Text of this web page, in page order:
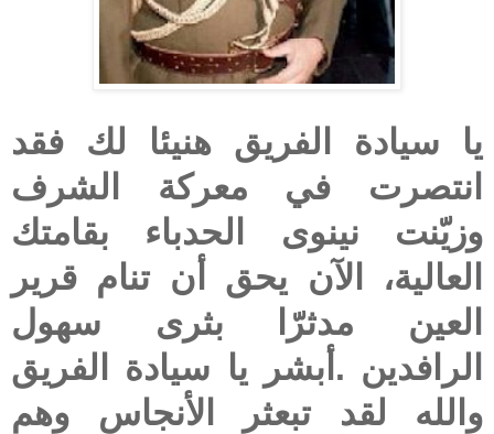
يا سيادة الفريق هنيئا لك فقد
انتصرت في معركة الشرف
وزيّنت نينوى الحدباء بقامتك
العالية، الآن يحق أن تنام قرير
العين مدثرّا بثرى سهول
الرافدين .أبشر يا سيادة الفريق
والله لقد تبعثر الأنجاس وهم